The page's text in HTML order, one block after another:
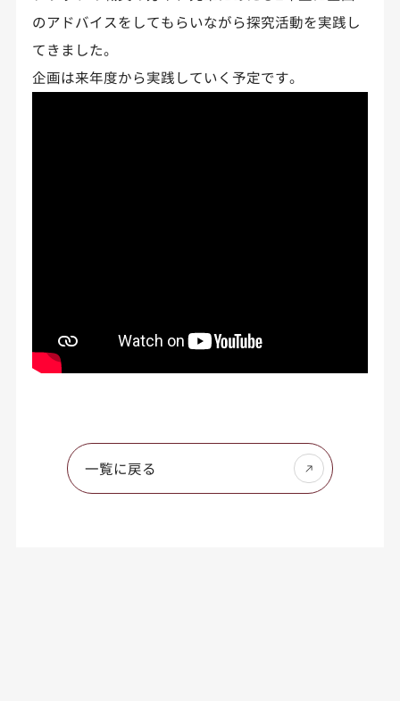
のアドバイスをしてもらいながら探究活動を実践し
てきました。
企画は来年度から実践していく予定です。
一覧に戻る